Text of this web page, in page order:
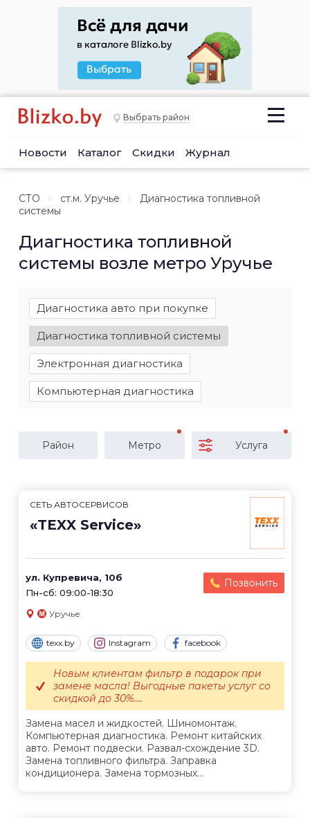
Выбрать район
Новости Каталог Скидки Журнал
СТО ст.м. Уручье
Диагностика топливной
системы
Диагностика топливной
системы возле метро Уручье
Диагностика авто при покупке
Диагностика топливной системы
Электронная диагностика
Компьютерная диагностика
Район Метро Услуга
СЕТЬ АВТОСЕРВИСОВ
«TEXX Service»
ул. Купревича, 10б
Пн-сб: 09:00-18:30
Позвонить
Уручье
texx.by Instagram facebook
Замена масел и жидкостей. Шиномонтаж.
Компьютерная диагностика. Ремонт китайских
авто. Ремонт подвески. Развал-схождение 3D.
Замена топливного фильтра. Заправка
кондиционера. Замена тормозных...
Новым клиентам фильтр в подарок при
замене масла! Выгодные пакеты услуг со
скидкой до 30%....